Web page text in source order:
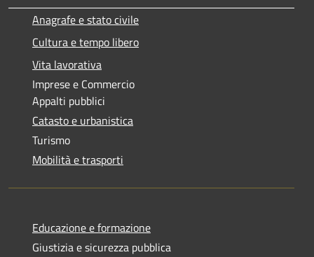
Anagrafe e stato civile
Cultura e tempo libero
Vita lavorativa
Imprese e Commercio
Appalti pubblici
Catasto e urbanistica
Turismo
Mobilità e trasporti
Educazione e formazione
Giustizia e sicurezza pubblica